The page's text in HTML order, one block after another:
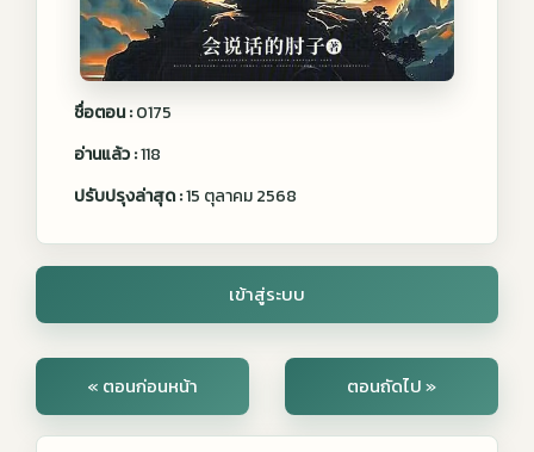
ชื่อตอน :0175
อ่านแล้ว :118
ปรับปรุงล่าสุด :15 ตุลาคม 2568
เข้าสู่ระบบ
« ตอนก่อนหน้า ตอนถัดไป »